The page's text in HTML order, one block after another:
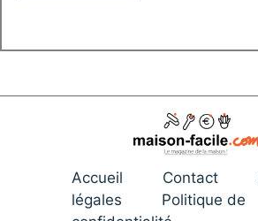
Accueil Contact
légales
Politique de